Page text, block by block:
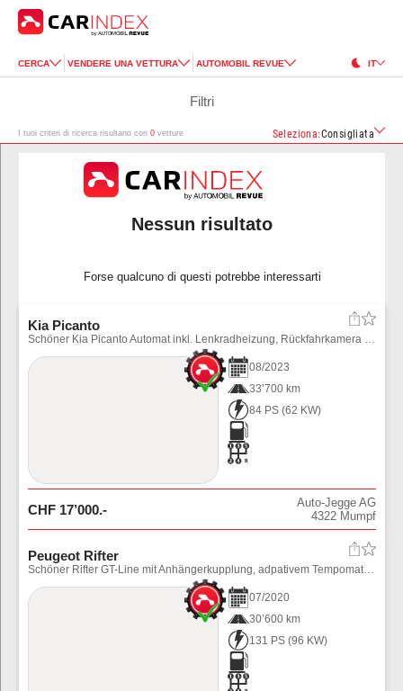
CERCA VENDERE UNA VETTURA AUTOMOBIL REVUE IT
Filtri
I tuoi criteri di ricerca risultano con 0 vetture Seleziona:Consigliata
Nessun risultato
Forse qualcuno di questi potrebbe interessarti
Kia Picanto
Schöner Kia Picanto Automat inkl. Lenkradheizung, Rückfahrkamera usw. Winterräder können für CHF 900.-- bezogen werden.
08/2023
33’700 km
84 PS (62 KW)
CHF 17’000.-
Auto-Jegge AG
4322 Mumpf
Peugeot Rifter
Schöner Rifter GT-Line mit Anhängerkupplung, adpativem Tempomat und div. Assistenten. Preis inkl. Ablieferungspauschale (Fahrzeug noch in Aufbereitung)
07/2020
30’600 km
131 PS (96 KW)